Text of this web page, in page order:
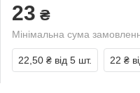
23 ₴
Мінімальна сума
22,50 ₴ від 5 шт. 22 ₴